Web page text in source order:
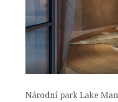
Národní park Lake